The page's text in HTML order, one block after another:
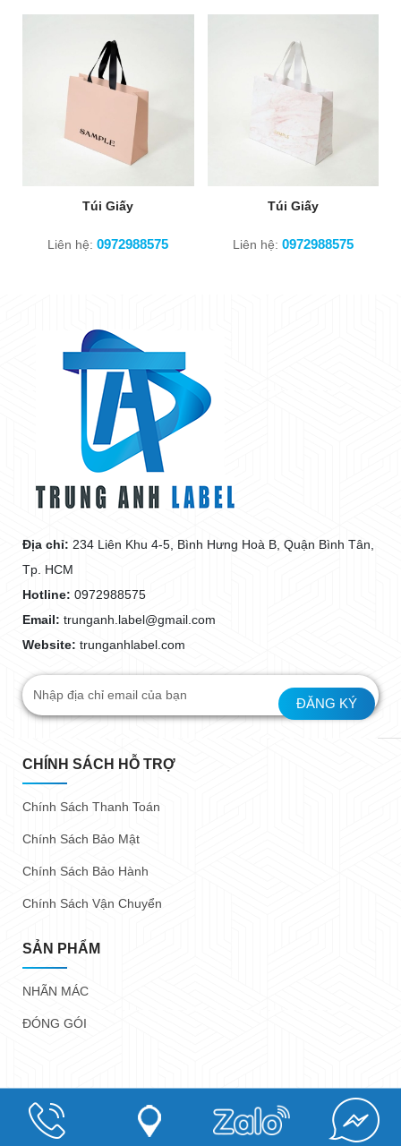
Túi Giấy
Liên hệ:0972988575
Túi Giấy
Liên hệ: 0972988575
Địa chỉ: 234 Liên Khu 4-5, Bình Hưng Hoà B, Quận Bình Tân,
Tp. HCM
Hotline: 0972988575
Email: trunganh.label@gmail.com
Website: trunganhlabel.com
CHÍNH SÁCH HỖ TRỢ
Chính Sách Thanh Toán
Chính Sách Bảo Mật
Chính Sách Bảo Hành
Chính Sách Vận Chuyển
SẢN PHẨM
NHÃN MÁC
ĐÓNG GÓI
Copyright @ 2023 Nhãn Mác Trung Anh